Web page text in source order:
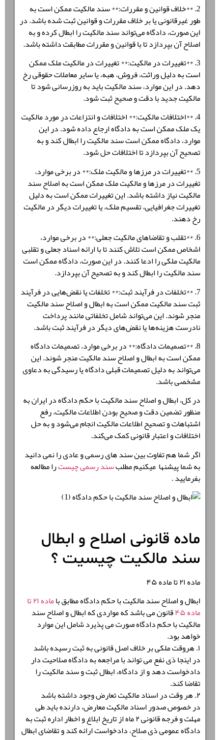
2. **
خلاف قوانین و مقررات:** سند مالکیت ممکن است به
طور غیرقانونی یا بر خلاف مقررات و قوانین ثبت شده باشد. در
این صورت، دادگاه می‌تواند سند مالکیت را ابطال کرده و به
اصلاح آن بپردازد تا با قوانین و مقررات مطابقت داشته باشد.
3. **
تغییرات در مالکیت:** تغییرات در مالکیت ملک ممکن
است به دلیل وراثت، فروش، هبه، یا سایر معاملات حقوقی رخ
دهد. در این موارد، سند مالکیت باید به روزرسانی شود تا
مالکیت جدید با دقت و صحیح ثبت شود.
4. **
اختلافات مالکیت:** اختلافات و انتزاعات در مورد مالکیت
یک ملک ممکن است به دادگاه ارجاع داده شود. در این
موارد، دادگاه ممکن است سند مالکیت را ابطال کند و به
تصحیح آن بپردازد تا اختلافات حل شود.
5. **
تغییرات در مرزها و مالکیت ملک:** در برخی موارد،
تغییرات در مرزها و مالکیت ملک ممکن است به اصلاح سند
مالکیت نیاز داشته باشد. این تغییرات ممکن است به دلیل
تغییرات جغرافیایی، تقسیم ملک، یا تغییرات دیگر در مالکیت
رخ دهند.
6. **
تقلب و تقاضاهای مالکیت جعلی:** در برخی موارد،
اشخاص ممکن است تلاش کنند تا با ارائه اسناد جعلی و تقلبی
مالکیت ملکی را ادعا کنند. در این صورت، دادگاه ممکن است
سند مالکیت را ابطال کند و به تصحیح آن بپردازد.
7. **
تخلفات در فرآیند ثبت:** تخلفات یا نقض‌هایی در فرآیند
ثبت سند مالکیت ممکن است به ابطال و اصلاح سند مالکیت
منجر شوند. این می‌تواند شامل تخلفاتی مانند پرداخت
نادرست هزینه‌ها یا نقض‌های دیگر در فرآیند ثبت باشد.
8. **
تصمیمات دادگاه:** در برخی موارد، تصمیمات دادگاه
ممکن است به ابطال و اصلاح سند مالکیت منجر شوند. این
می‌تواند به دلیل تصمیمات قبلی دادگاه یا رسیدگی به دعاوی
مشخصی باشد.
در کل،ابطال و اصلاح سند مالکیت با حکم دادگاهدر ایران به
منظور تضمین دقت و صحیح بودن اطلاعات مالکیت، رفع
اشتباهات و تصحیح اطلاعات مالکیت انجام می‌شود و به حل
اختلافات و اعتبار قانونی کمک می‌کند.
اگر شما هم تفاوت بین سند های رسمی و عادی را نمی دانید
به شما پیشنها میکنیم مطلبسند رسمی چیسترا مطالعه
بفرمایید .
ماده قانونی اصلاح و ابطال
سند مالکیت چیسیت ؟
ماده ۲۱ تا ماده ۴۵
ابطال و اصلاح سند مالکیت با حکم دادگاه مطابق با
ماده ۲۱ تا
ماده ۴۵ قانون می باشد که مواردی که ابطال و اصلاح سند
مالکیت با حکم دادگاه صورت می پذیرد شامل این موارد
خواهد بود.
۱. هروقت ملکی بر خلاف اصل قانونی به ثبت رسیده باشد
در اینجا ذی نفع می تواند با مراجعه به دادگاه صلاحیت دار
دادخواست دهد و از دادگاه، ابطال ثبت و سند مالکیت را
تقاضا کند.
۲. هر وقت در اسناد مالکیت تعارض وجود داشته باشد
در خصوص صدور اسناد مالکیت معارض، دارنده باید طی
مهلت و فرجه قانونی ۲ ماه از تاریخ ابلاغ و اخطار اداره ثبت به
دادگاه عمومی ذی صلاح، دادخواست ارائه کند و تقاضای ابطال